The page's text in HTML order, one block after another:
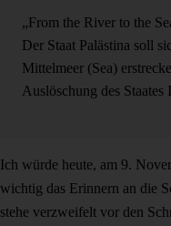
„From the River to the
Der Staat Palästina soll
Mittelmeer (Sea)
Auslöschung des Staates
Ich würde heute, am 9.
wichtig das Erinnern an die
stehe verzweifelt vor den